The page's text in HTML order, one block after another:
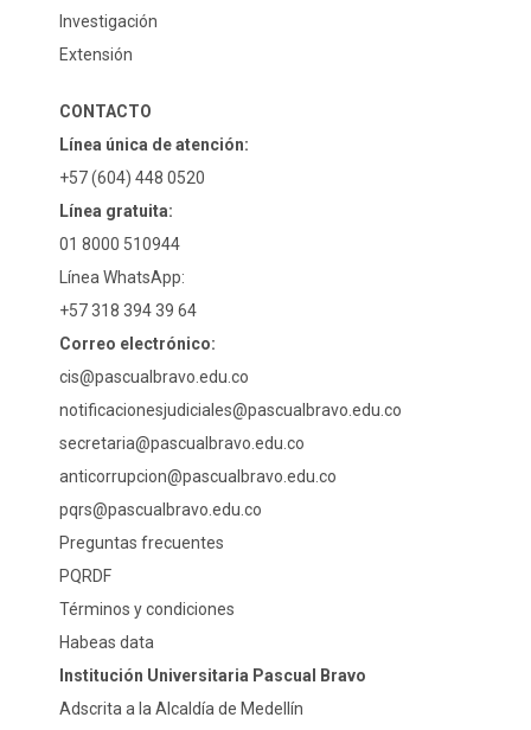
Investigación
Extensión
CONTACTO
Línea única de atención:
+57 (604) 448 0520
Línea gratuita:
01 8000 510944
Línea WhatsApp:
+57 318 394 39 64
Correo electrónico:
cis@pascualbravo.edu.co
notificacionesjudiciales@pascualbravo.edu.co
secretaria@pascualbravo.edu.co
anticorrupcion@pascualbravo.edu.co
pqrs@pascualbravo.edu.co
Preguntas frecuentes
PQRDF
Términos y condiciones
Habeas data
Institución Universitaria Pascual Bravo
Adscrita a la Alcaldía de Medellín